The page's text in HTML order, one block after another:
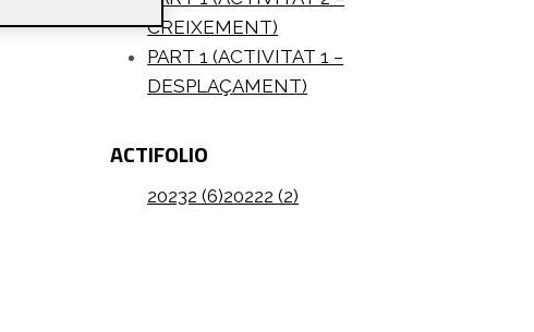
CREIXEMENT)
PART 1 (ACTIVITAT 1 –
DESPLAÇAMENT)
ACTIFOLIO
20232 (6)20222 (2)